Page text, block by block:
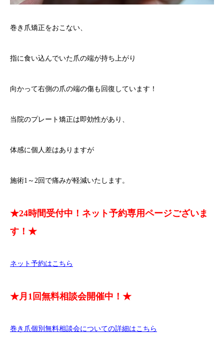
巻き爪矯正をおこない、
指に食い込んでいた爪の端が持ち上がり
向かって右側の爪の端の傷も回復しています！
当院のプレート矯正は即効性があり、
体感に個人差はありますが
施術1～2回で痛みが軽減いたします。
★24時間受付中！ネット予約専用ページございま
す！★
ネット予約はこちら
★月1回無料相談会開催中！★
巻き爪個別無料相談会についての詳細はこちら